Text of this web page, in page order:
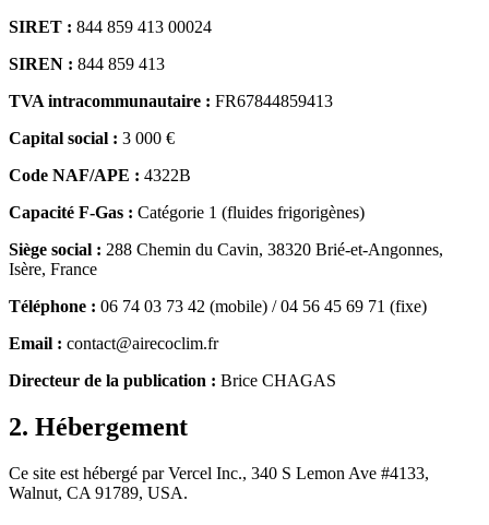
SIRET : 844 859 413 00024
SIREN : 844 859 413
TVA intracommunautaire : FR67844859413
Capital social : 3 000 €
Code NAF/APE : 4322B
Capacité F-Gas : Catégorie 1 (fluides frigorigènes)
Siège social : 288 Chemin du Cavin, 38320 Brié-et-Angonnes,
Isère, France
Téléphone : 06 74 03 73 42 (mobile) / 04 56 45 69 71 (fixe)
Email : contact@airecoclim.fr
Directeur de la publication : Brice CHAGAS
2. Hébergement
Ce site est hébergé par Vercel Inc., 340 S Lemon Ave #4133,
Walnut, CA 91789, USA.